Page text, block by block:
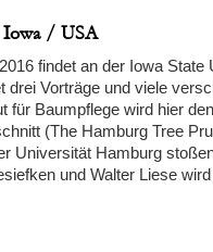
Iowa / USA
findet an der Iowa
drei Vorträge und viele
für Baumpflege wird hier
(The Hamburg Tree
Universität Hamburg
und Walter Liese